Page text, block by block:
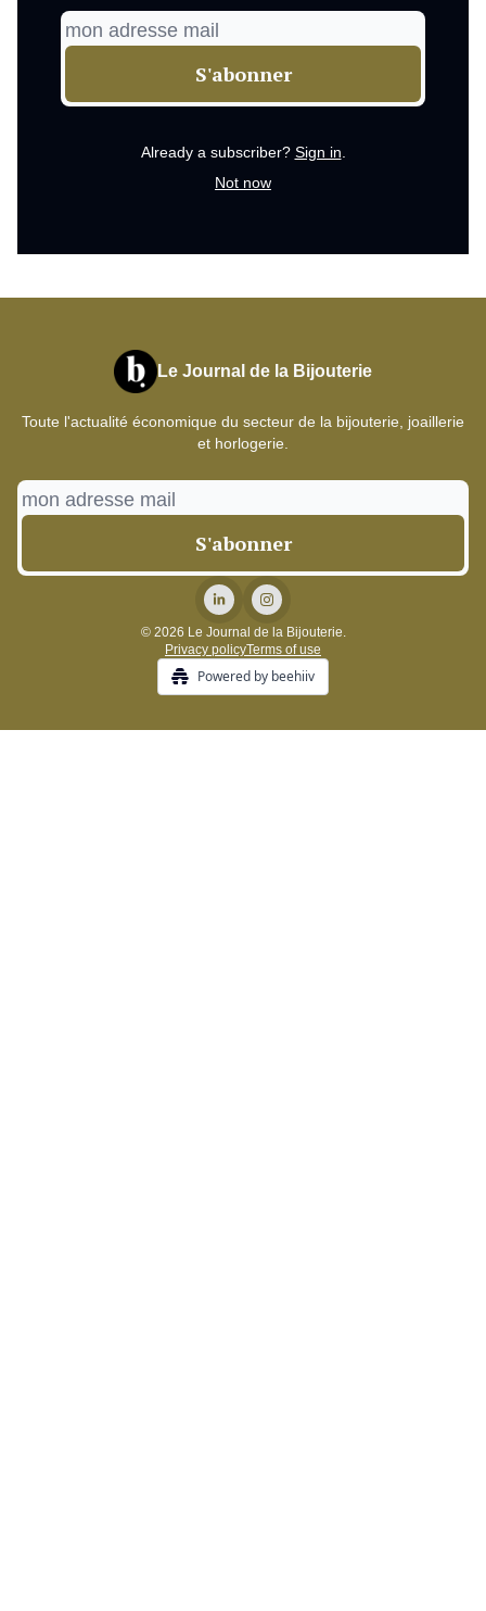
Already a subscriber? Sign in.
Not now
Le Journal de la Bijouterie
Toute l'actualité économique du secteur de la bijouterie, joaillerie
et horlogerie.
© 2026 Le Journal de la Bijouterie.
Privacy policyTerms of use
Powered by beehiiv